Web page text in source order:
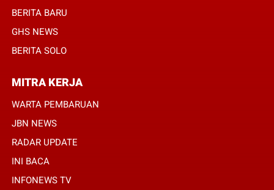
BERITA BARU
GHS NEWS
BERITA SOLO
MITRA KERJA
WARTA PEMBARUAN
JBN NEWS
RADAR UPDATE
INI BACA
INFONEWS TV